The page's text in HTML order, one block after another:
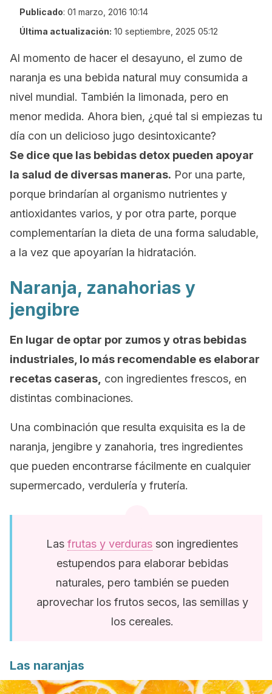
Publicado: 01 marzo, 2016 10:14
Última actualización: 10 septiembre, 2025 05:12
Al momento de hacer el desayuno, el zumo de
naranja es una bebida natural muy consumida a
nivel mundial. También la limonada, pero en
menor medida. Ahora bien, ¿qué tal si empiezas tu
día con un delicioso jugo desintoxicante?
Se dice que las bebidas detox pueden apoyar
la salud de diversas maneras. Por una parte,
porque brindarían al organismo nutrientes y
antioxidantes varios, y por otra parte, porque
complementarían la dieta de una forma saludable,
a la vez que apoyarían la hidratación.
Naranja, zanahorias y
jengibre
En lugar de optar por zumos y otras bebidas
industriales, lo más recomendable es elaborar
recetas caseras, con ingredientes frescos, en
distintas combinaciones.
Una combinación que resulta exquisita es la de
naranja, jengibre y zanahoria, tres ingredientes
que pueden encontrarse fácilmente en cualquier
supermercado, verdulería y frutería.
Las frutas y verduras son ingredientes
estupendos para elaborar bebidas
naturales, pero también se pueden
aprovechar los frutos secos, las semillas y
los cereales.
Las naranjas